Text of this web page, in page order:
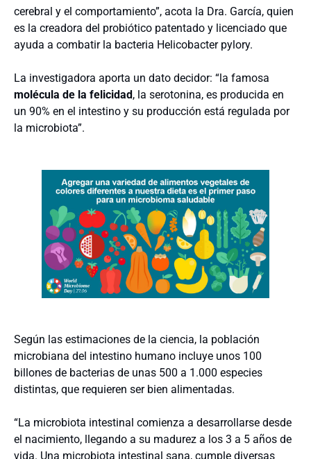
cerebral y el comportamiento”, acota la Dra. García, quien
es la creadora del probiótico patentado y licenciado que
ayuda a combatir la bacteria Helicobacter pylory.
La investigadora aporta un dato decidor: “la famosa
molécula de la felicidad, la serotonina, es producida en
un 90% en el intestino y su producción está regulada por
la microbiota”.
Según las estimaciones de la ciencia, la población
microbiana del intestino humano incluye unos 100
billones de bacterias de unas 500 a 1.000 especies
distintas, que requieren ser bien alimentadas.
“La microbiota intestinal comienza a desarrollarse desde
el nacimiento, llegando a su madurez a los 3 a 5 años de
vida. Una microbiota intestinal sana, cumple diversas